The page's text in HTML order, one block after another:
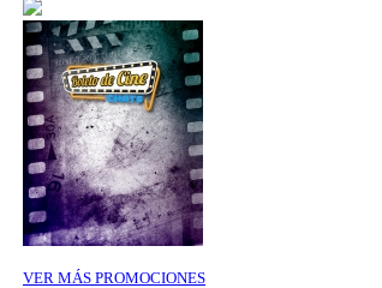
VER MÁS PROMOCIONES